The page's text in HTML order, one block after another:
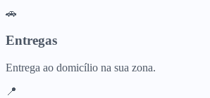
🚗
Entregas
Entrega ao domicílio na sua zona.
📍